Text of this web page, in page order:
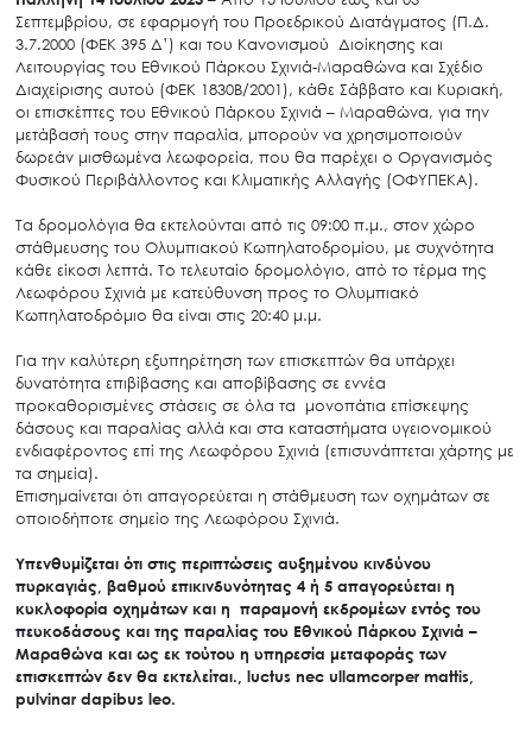
Σεπτεμβρίου, σε εφαρμογή του Προεδρικού Διατάγματος (Π.Δ.
3.7.2000 (ΦΕΚ 395 Δ’) και του Κανονισμού Διοίκησης και
Λειτουργίας του Εθνικού Πάρκου Σχινιά-Μαραθώνα και Σχέδιο
Διαχείρισης αυτού (ΦΕΚ 1830Β/2001), κάθε Σάββατο και Κυριακή,
οι επισκέπτες του Εθνικού Πάρκου Σχινιά – Μαραθώνα, για την
μετάβασή τους στην παραλία, μπορούν να χρησιμοποιούν
δωρεάν μισθωμένα λεωφορεία, που θα παρέχει ο Οργανισμός
Φυσικού Περιβάλλοντος και Κλιματικής Αλλαγής (ΟΦΥΠΕΚΑ).
Τα δρομολόγια θα εκτελούνται από τις 09:00 π.μ., στον χώρο
στάθμευσης του Ολυμπιακού Κωπηλατοδρομίου, με συχνότητα
κάθε είκοσι λεπτά. Το τελευταίο δρομολόγιο, από το τέρμα της
Λεωφόρου Σχινιά με κατεύθυνση προς το Ολυμπιακό
Κωπηλατοδρόμιο θα είναι στις 20:40 μ.μ.
Για την καλύτερη εξυπηρέτηση των επισκεπτών θα υπάρχει
δυνατότητα επιβίβασης και αποβίβασης σε εννέα
προκαθορισμένες στάσεις σε όλα τα μονοπάτια επίσκεψης
δάσους και παραλίας αλλά και στα καταστήματα υγειονομικού
ενδιαφέροντος επί της Λεωφόρου Σχινιά (επισυνάπτεται χάρτης με
τα σημεία).
Επισημαίνεται ότι απαγορεύεται η στάθμευση των οχημάτων σε
οποιοδήποτε σημείο της Λεωφόρου Σχινιά.
Υπενθυμίζεται ότι στις περιπτώσεις αυξημένου κινδύνου
πυρκαγιάς, βαθμού επικινδυνότητας 4 ή 5 απαγορεύεται η
κυκλοφορία οχημάτων και η παραμονή εκδρομέων εντός του
πευκοδάσους και της παραλίας του Εθνικού Πάρκου Σχινιά –
Μαραθώνα και ως εκ τούτου η υπηρεσία μεταφοράς των
επισκεπτών δεν θα εκτελείται., luctus nec ullamcorper mattis,
pulvinar dapibus leo.